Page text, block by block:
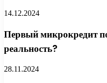
14.12.2024
Первый микрокредит
реальность?
28.11.2024